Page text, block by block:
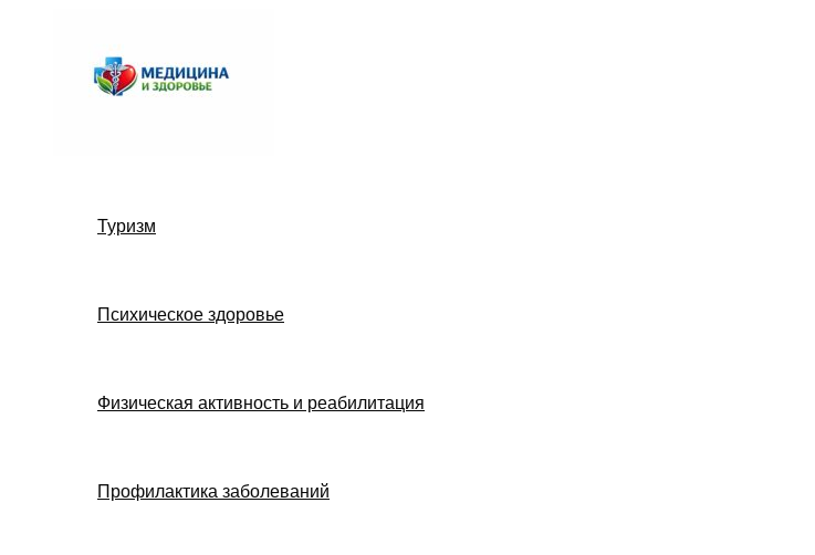
содержимому
Туризм
Психическое здоровье
Физическая активность и реабилитация
Профилактика заболеваний